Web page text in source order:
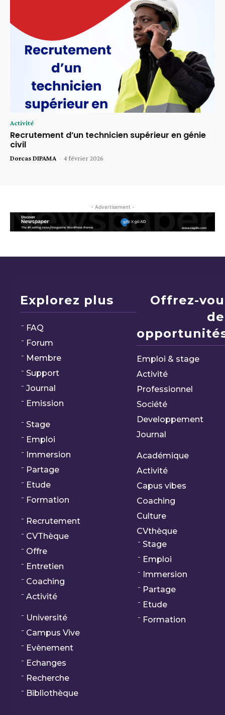
Activité
Recrutement d’un technicien supérieur en génie
civil
Dorcas DIPAMA - 4 février 2026
- Advertisement -
Explorez plus
FAQ
Forum
Membre
Support
Journal
Emission
Stage
Emploi
Immersion
Partage
Etude
Formation
Recrutement
CVThèque
Offre
Entretien
Coaching
Activité
Université
Campus Vive
Evènement
Echanges
Recherche
Bibliothèque
Offrez-
Emploi & stage
Activité
Professionnel
Société
Developpement
Journal
Académique
Activité
Capus vibes
Coaching
Culture
CVthèque
Stage
Emploi
Immersion
Partage
Etude
Formation